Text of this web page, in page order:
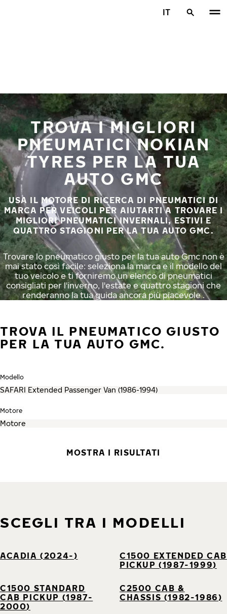
IT
TROVA I MIGLIORI
PNEUMATICI NOKIAN
TYRES PER LA TUA
AUTO GMC
USA IL MOTORE DI RICERCA DI PNEUMATICI DI
MARCA PER VEICOLI PER AIUTARTI A TROVARE I
MIGLIORI PNEUMATICI INVERNALI, ESTIVI E
QUATTRO STAGIONI PER LA TUA AUTO GMC.
Trovare lo pneumatico giusto per la tua auto Gmc non è
mai stato così facile: seleziona la marca e il modello del
tuo veicolo e ti forniremo un elenco di pneumatici
consigliati per l'inverno, l'estate e quattro stagioni che
renderanno la tua guida ancora più piacevole .
TROVA IL PNEUMATICO GIUSTO
PER LA TUA AUTO GMC.
Modello
Motore
MOSTRA I RISULTATI
SCEGLI TRA I MODELLI
ACADIA (2024-)
C1500 EXTENDED CAB
PICKUP (1987-1999)
C1500 STANDARD
CAB PICKUP (1987-
2000)
C2500 CAB &
CHASSIS (1982-1986)